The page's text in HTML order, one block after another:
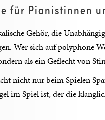
für Pianistinnen
Gehör, die
Wer sich auf polyphone
als ein Geflecht von
nicht nur beim Spielen
im Spiel ist, der die